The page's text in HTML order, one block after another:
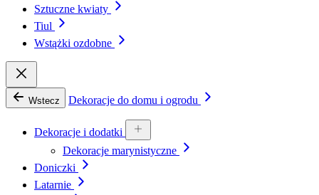
Sztuczne kwiaty
Tiul
Wstążki ozdobne
Wstecz Dekoracje do domu i ogrodu
Dekoracje i dodatki
Dekoracje marynistyczne
Doniczki
Latarnie